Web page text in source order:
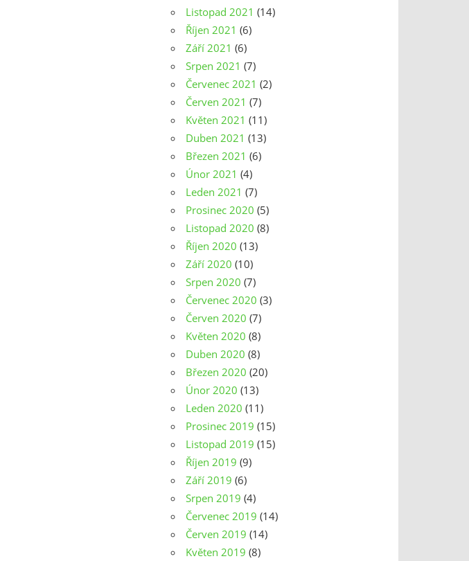
Listopad 2021 (14)
Říjen 2021 (6)
Září 2021 (6)
Srpen 2021 (7)
Červenec 2021 (2)
Červen 2021 (7)
Květen 2021 (11)
Duben 2021 (13)
Březen 2021 (6)
Únor 2021 (4)
Leden 2021 (7)
Prosinec 2020 (5)
Listopad 2020 (8)
Říjen 2020 (13)
Září 2020 (10)
Srpen 2020 (7)
Červenec 2020 (3)
Červen 2020 (7)
Květen 2020 (8)
Duben 2020 (8)
Březen 2020 (20)
Únor 2020 (13)
Leden 2020 (11)
Prosinec 2019 (15)
Listopad 2019 (15)
Říjen 2019 (9)
Září 2019 (6)
Srpen 2019 (4)
Červenec 2019 (14)
Červen 2019 (14)
Květen 2019 (8)